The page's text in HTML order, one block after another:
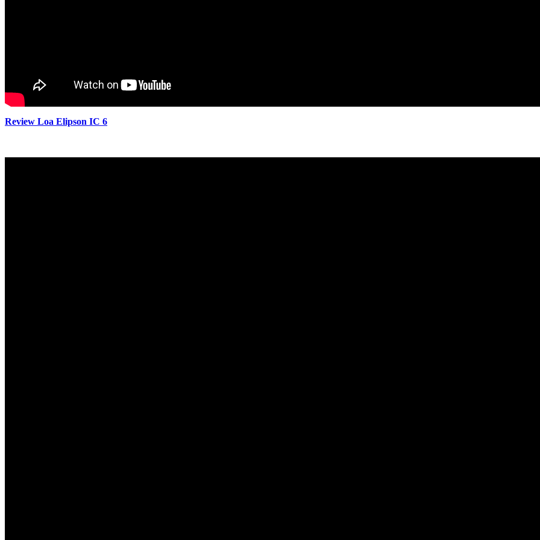
Review Loa Elipson IC 6